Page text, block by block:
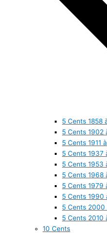
5 Cents 1858
5 Cents 1902
5 Cents 1911
5 Cents 1937
5 Cents 1953
5 Cents 1968
5 Cents 1979
5 Cents 1990
5 Cents 2000
5 Cents 2010
10 Cents